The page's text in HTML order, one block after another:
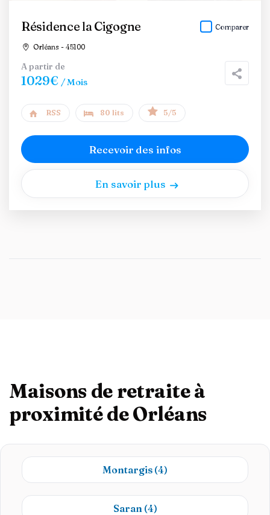
Résidence la Cigogne
Orléans - 45100
Comparer
A partir de
1029€ / Mois
RSS 80 lits 5/5
Recevoir des infos
En savoir plus
Maisons de retraite à
proximité de Orléans
Montargis (4)
Saran (4)